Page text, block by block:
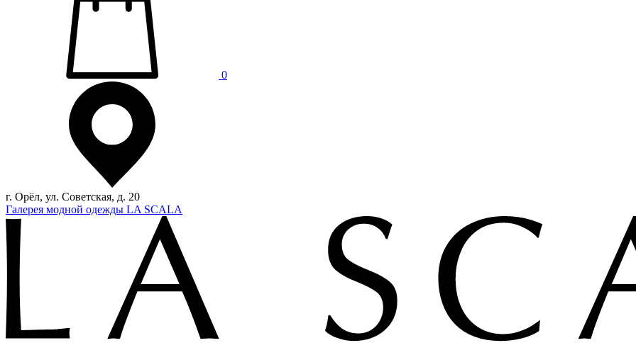
0
г. Орёл, ул. Советская, д. 20
Галерея модной одежды LA SCALA